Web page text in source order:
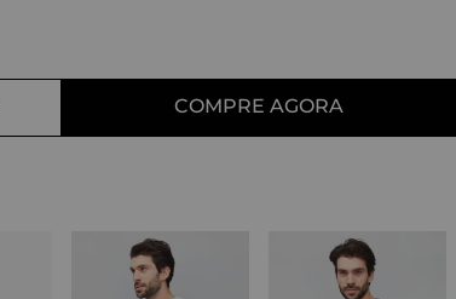
COMPRE AGORA